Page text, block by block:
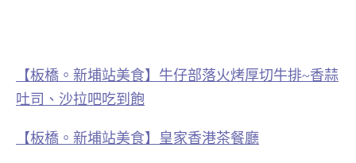
【板橋。新埔站美食】牛仔部落火烤厚切牛排~香蒜
吐司、沙拉吧吃到飽
【板橋。新埔站美食】皇家香港茶餐廳